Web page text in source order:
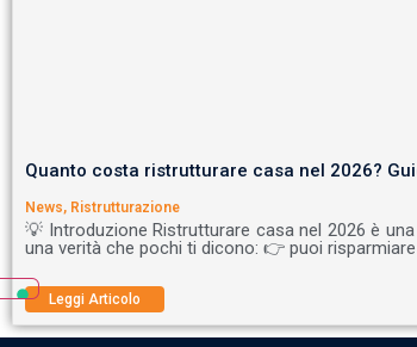
Quanto costa ristrutturare casa nel 2026?
News, Ristrutturazione
💡 Introduzione Ristrutturare casa nel 2026 è
una verità che pochi ti dicono: 👉 puoi
Leggi Articolo